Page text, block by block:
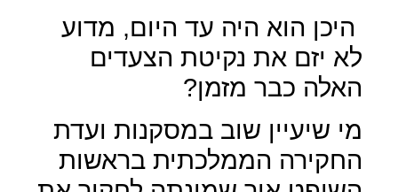
היכן הוא היה עד היום, מדוע
לא יזם את נקיטת הצעדים
האלה כבר מזמן?
מי שיעיין שוב במסקנות ועדת
החקירה הממלכתית בראשות